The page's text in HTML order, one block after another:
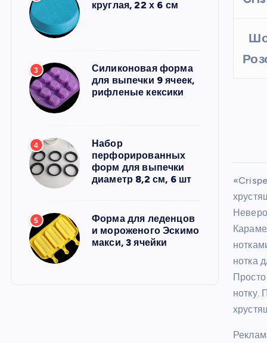
круглая, 22 х 6 см
3
Силиконовая форма
для выпечки 9 ячеек,
рифленые кексики
4
Набор
перфорированных
форм для выпечки
диаметр 8,2 см, 6 шт
5
Форма для леденцов
и мороженого Эскимо
макси, 3 ячейки
нотка
нотку.